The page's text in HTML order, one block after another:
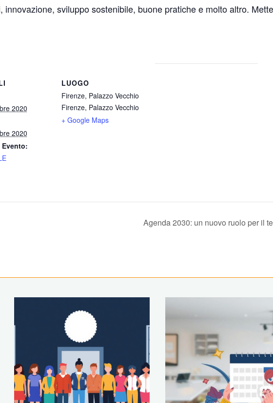
sviluppo sostenibile, buone pratiche e molto altro.
2020
2020
Evento:
LUOGO
Firenze, Palazzo Vecchio
Firenze, Palazzo Vecchio
+ Google Maps
Agenda 2030: un nuovo ruolo per il